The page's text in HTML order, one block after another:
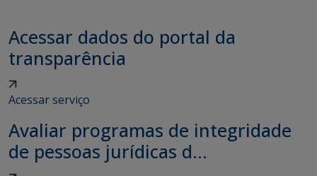
Acessar dados do portal da
transparência
Acessar serviço
Avaliar programas de integridade
de pessoas jurídicas d...